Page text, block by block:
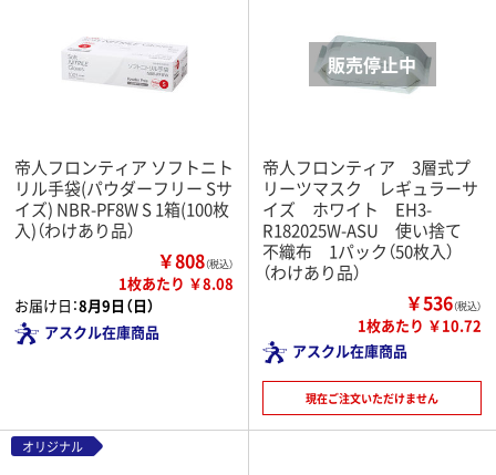
帝人フロンティア ソフトニト
リル手袋(パウダーフリー Sサ
イズ) NBR-PF8W S 1箱(100枚
入)（わけあり品）
￥808（税込）
1枚あたり ￥8.08
お届け日：8月9日（日）
アスクル在庫商品
帝人フロンティア 3層式プ
リーツマスク レギュラーサ
イズ ホワイト EH3-
R182025W-ASU 使い捨て
不織布 1パック（50枚入）
（わけあり品）
￥536（税込）
1枚あたり ￥10.72
アスクル在庫商品
現在ご注文いただけません
オリジナル